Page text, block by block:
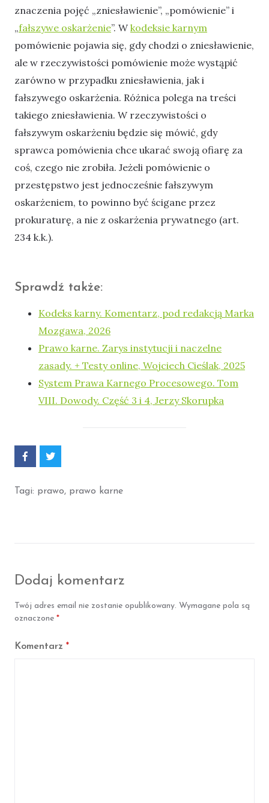
znaczenia pojęć „zniesławienie”, „pomówienie” i
„fałszywe oskarżenie”. W kodeksie karnym
pomówienie pojawia się, gdy chodzi o zniesławienie,
ale w rzeczywistości pomówienie może wystąpić
zarówno w przypadku zniesławienia, jak i
fałszywego oskarżenia. Różnica polega na treści
takiego zniesławienia. W rzeczywistości o
fałszywym oskarżeniu będzie się mówić, gdy
sprawca pomówienia chce ukarać swoją ofiarę za
coś, czego nie zrobiła. Jeżeli pomówienie o
przestępstwo jest jednocześnie fałszywym
oskarżeniem, to powinno być ścigane przez
prokuraturę, a nie z oskarżenia prywatnego (art.
234 k.k.).
Sprawdź także:
Kodeks karny. Komentarz, pod redakcją Marka
Mozgawa, 2026
Prawo karne. Zarys instytucji i naczelne
zasady. + Testy online, Wojciech Cieślak, 2025
System Prawa Karnego Procesowego. Tom
VIII. Dowody. Część 3 i 4, Jerzy Skorupka
i
e
o
k
i
t
r
Tagi: prawo, prawo karne
Dodaj komentarz
Twój adres email nie zostanie opublikowany. Wymagane pola są
oznaczone *
Komentarz *